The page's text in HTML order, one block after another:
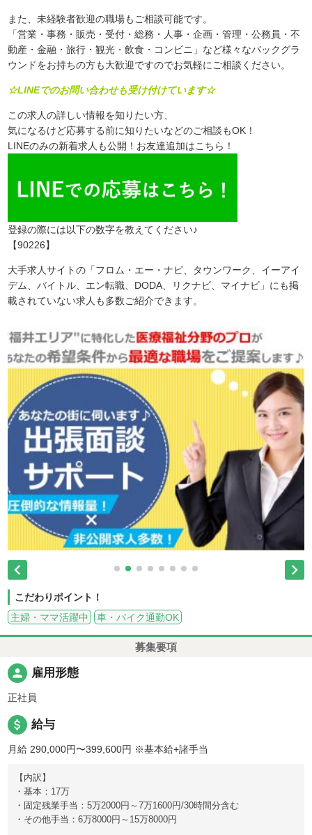
また、未経験者歓迎の職場もご相談可能です。
「営業・事務・販売・受付・総務・人事・企画・管理・公務員・不
動産・金融・旅行・観光・飲食・コンビニ」など様々なバックグラ
ウンドをお持ちの方も大歓迎ですのでお気軽にご相談ください。
☆LINEでのお問い合わせも受け付けています☆
この求人の詳しい情報を知りたい方、
気になるけど応募する前に知りたいなどのご相談もOK！
LINEのみの新着求人も公開！お友達追加はこちら！
登録の際には以下の数字を教えてください♪
【90226】
大手求人サイトの「フロム・エー・ナビ、タウンワーク、イーアイ
デム、バイトル、エン転職、DODA、リクナビ、マイナビ」にも掲
載されていない求人も多数ご紹介できます。
 
こだわりポイント！
主婦・ママ活躍中
車・バイク通勤OK
募集要項
person 雇用形態
正社員
attach_money 給与
月給 290,000円〜399,600円 ※基本給+諸手当
【内訳】
・基本：17万
・固定残業手当：5万2000円～7万1600円/30時間分含む
・その他手当：6万8000円～15万8000円